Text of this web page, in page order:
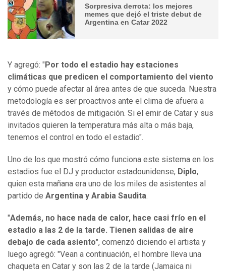
Sorpresiva derrota: los mejores
memes que dejó el triste debut de
Argentina en Catar 2022
Y agregó: " Por todo el estadio hay estaciones
climáticas que predicen el comportamiento del viento
y cómo puede afectar al área antes de que suceda. Nuestra
metodología es ser proactivos ante el clima de afuera a
través de métodos de mitigación. Si el emir de Catar y sus
invitados quieren la temperatura más alta o más baja,
tenemos el control en todo el estadio".
Uno de los que mostró cómo funciona este sistema en los
estadios fue el DJ y productor estadounidense, Diplo,
quien esta mañana era uno de los miles de asistentes al
partido de Argentina y Arabia Saudita.
"Además, no hace nada de calor, hace casi frío en el
estadio a las 2 de la tarde. Tienen salidas de aire
debajo de cada asiento", comenzó diciendo el artista y
luego agregó: "Vean a continuación, el hombre lleva una
chaqueta en Catar y son las 2 de la tarde (Jamaica ni